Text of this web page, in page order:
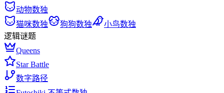
动物数独
猫咪数独
狗狗数独
小鸟数独
逻辑谜题
Queens
Star Battle
数字路径